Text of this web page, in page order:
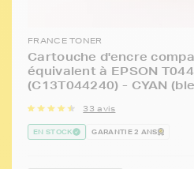
FRANCE TONER
Cartouche d'encre
équivalent à EPSON
(C13T044240) - CYAN
33 avis
EN STOCK GARANTIE 2 ANS